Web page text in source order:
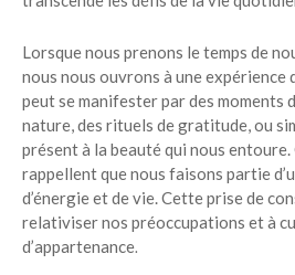
Lorsque nous prenons le temps de
nous nous ouvrons à une expérience
peut se manifester par des moments
nature, des rituels de gratitude, ou
présent à la beauté qui nous
rappellent que nous faisons partie
d’énergie et de vie. Cette prise de
relativiser nos préoccupations et à
d’appartenance.